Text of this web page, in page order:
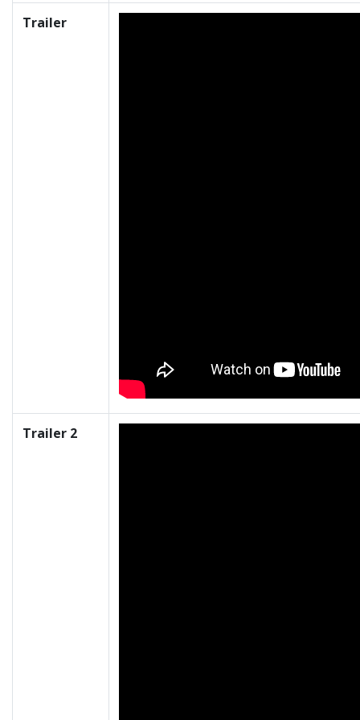
Trailer
Trailer 2